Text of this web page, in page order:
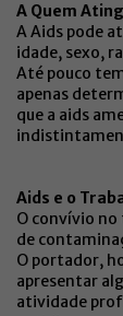
A Quem
A Aids pode
idade, sexo,
Até pouco
apenas
que a aids
Aids e o
O convívio
de
O portador,
apresentar
atividade